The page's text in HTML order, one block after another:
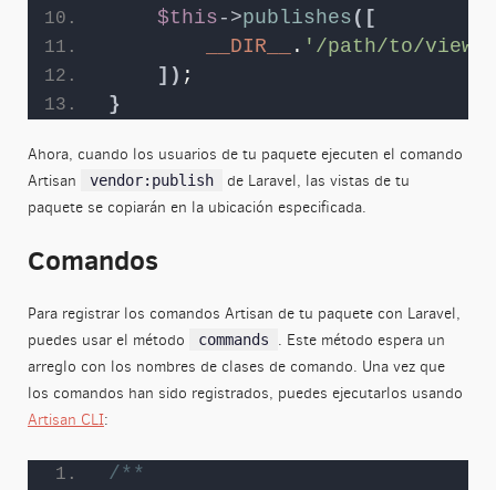
$this ->publishes ([
__DIR__
. '/path/to/
]) ;
}
Ahora, cuando los usuarios de tu paquete ejecuten el comando
Artisan
vendor:publish
de Laravel, las vistas de tu
paquete se copiarán en la ubicación especificada.
Comandos
Para registrar los comandos Artisan de tu paquete con Laravel,
puedes usar el método
commands
. Este método espera un
arreglo con los nombres de clases de comando. Una vez que
los comandos han sido registrados, puedes ejecutarlos usando
Artisan CLI:
/**